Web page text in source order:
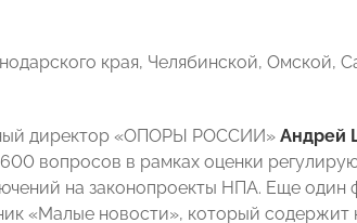
края, Челябинской, Омской,
директор «ОПОРЫ РОССИИ» Андрей
вопросов в рамках оценки
на законопроекты НПА. Еще один
«Малые новости», который содержит